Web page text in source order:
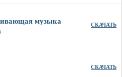
музыка СКАЧАТЬ
СКАЧАТЬ